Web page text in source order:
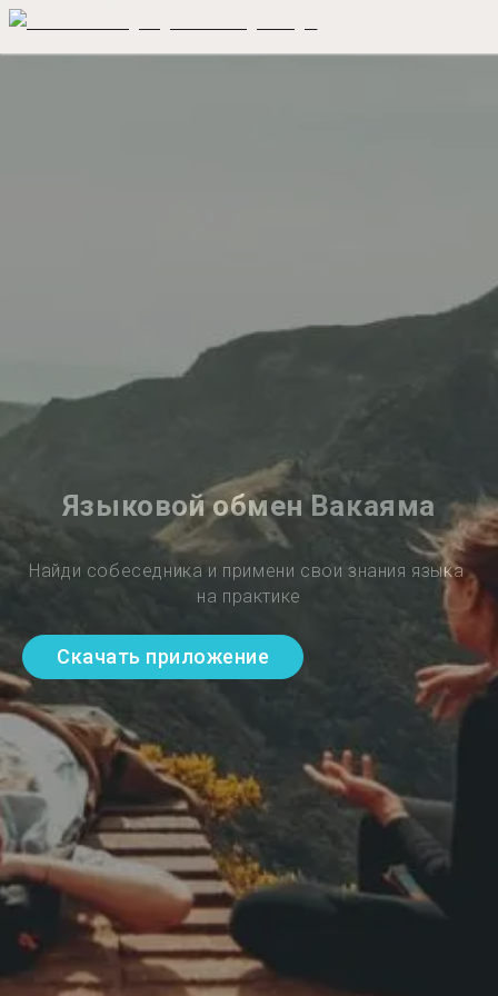
Языковой обмен Вакаяма
Найди собеседника и примени свои знания языка
на практике
Скачать приложение